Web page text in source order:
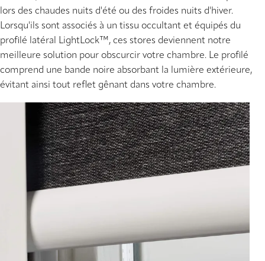
lors des chaudes nuits d'été ou des froides nuits d'hiver.
Lorsqu'ils sont associés à un tissu occultant et équipés du
profilé latéral LightLock™, ces stores deviennent notre
meilleure solution pour obscurcir votre chambre. Le profilé
comprend une bande noire absorbant la lumière extérieure,
évitant ainsi tout reflet gênant dans votre chambre.